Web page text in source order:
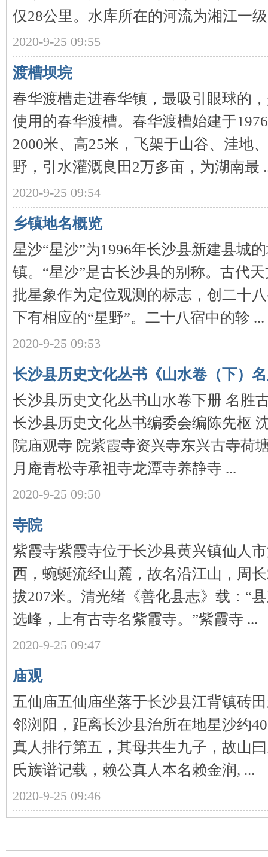
长
网
下
仅28公里。水库所在的河流为湘江一
2020-9-25 09:55
渡槽坝垸
春华渡槽走进春华镇，最吸引眼球的
使用的春华渡槽。春华渡槽始建于
2000米、高25米，飞架于山谷、洼地
野，引水灌溉良田2万多亩，为湖南最
2020-9-25 09:54
乡镇地名概览
星沙“星沙”为1996年长沙县新建县城
镇。“星沙”是古长沙县的别称。古代
批星象作为定位观测的标志，创二十
下有相应的“星野”。二十八宿中的轸 ...
2020-9-25 09:53
长沙县历史文化丛书《山水卷（下）
长沙县历史文化丛书山水卷下册 名胜
长沙县历史文化丛书编委会编陈先枢
院庙观寺 院紫霞寺资兴寺东兴古寺荷
月庵青松寺承祖寺龙潭寺养静寺 ...
2020-9-25 09:50
寺院
紫霞寺紫霞寺位于长沙县黄兴镇仙人
西，蜿蜒流经山麓，故名沿江山，周
拔207米。清光绪《善化县志》载：“
选峰，上有古寺名紫霞寺。”紫霞寺 ...
2020-9-25 09:47
庙观
五仙庙五仙庙坐落于长沙县江背镇砖
邻浏阳，距离长沙县治所在地星沙约
真人排行第五，其母共生九子，故山
氏族谱记载，赖公真人本名赖金润, ...
2020-9-25 09:46